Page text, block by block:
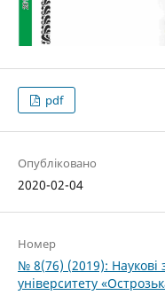
pdf
Опубліковано
2020-02-04
Номер
№ 8(76) (2019): Наукові
університету